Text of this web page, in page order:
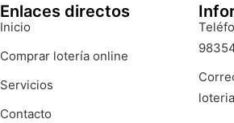
Enlaces directos
Inicio
Comprar lotería online
Servicios
Contacto